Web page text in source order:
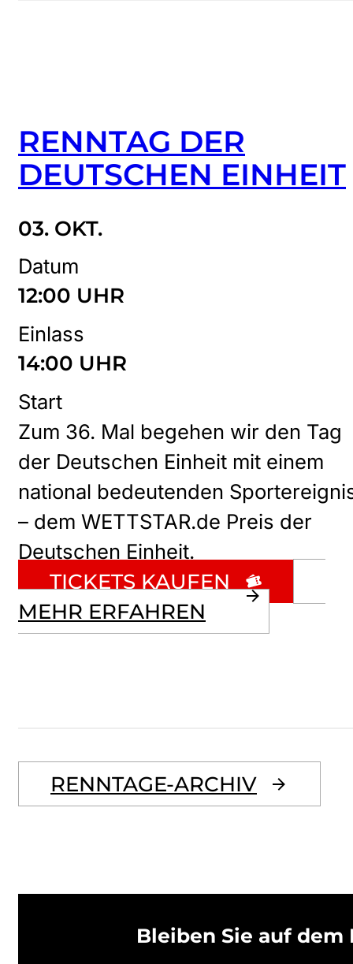
RENNTAG DER
DEUTSCHEN EINHEIT
03. OKT.
Datum
12:00 UHR
Einlass
14:00 UHR
Start
Zum 36. Mal begehen wir den Tag
der Deutschen Einheit mit einem
national bedeutenden
– dem WETTSTAR.de Preis der
Deutschen Einheit.
TICKETS KAUFEN
MEHR ERFAHREN
RENNTAGE-ARCHIV
Bleiben Sie auf dem